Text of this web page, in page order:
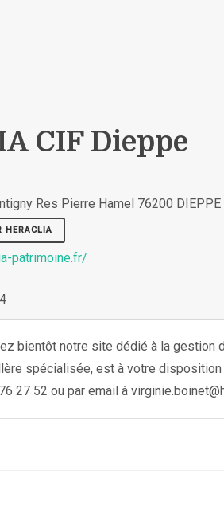
CIF Dieppe
Res Pierre Hamel 76200 DIEPPE
HERACLIA
patrimoine.fr/
bientôt notre site dédié à la gestion
spécialisée, est à votre
27 52 ou par email à